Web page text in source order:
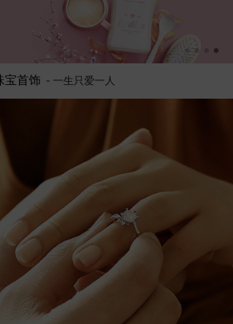
宝首饰 - 一生只爱一人